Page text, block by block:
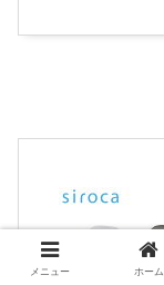
メニュー ホーム